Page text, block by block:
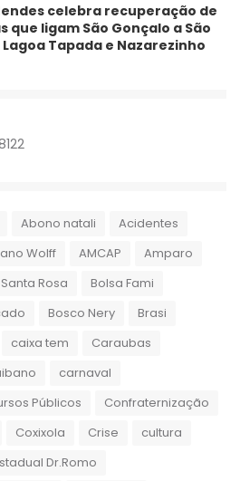
celebra recuperação de
que ligam São Gonçalo a São
Tapada e Nazarezinho
Abono natali
Acidentes
Wolff AMCAP
Amparo
Rosa
Bolsa Fami
Bosco Nery
Brasi
caixa tem
Caraubas
carnaval
Públicos
Confraternização
Coxixola Crise
cultura
Dr.Romo